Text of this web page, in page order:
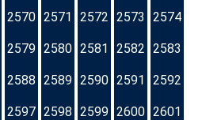
2570 2571 2572 2573 2574
2579 2580 2581 2582 2583
2588 2589 2590 2591 2592
2597 2598 2599 2600 2601